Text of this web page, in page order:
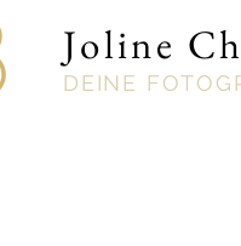
Joline
DEINE